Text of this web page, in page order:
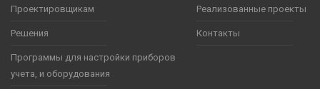
Проектировщикам Реализованные проекты
Решения Контакты
Программы для настройки приборов
учета, и оборудования